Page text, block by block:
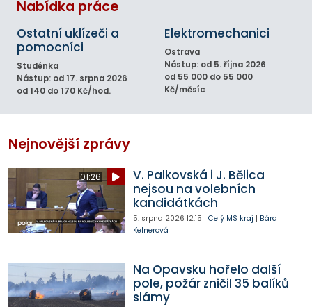
Nabídka práce
Ostatní uklízeči a
pomocníci
Studénka
Nástup: od 17. srpna 2026
od 140 do 170 Kč/hod.
Elektromechanici
Ostrava
Nástup: od 5. října 2026
od 55 000 do 55 000
Kč/měsíc
Nejnovější zprávy
01:26
V. Palkovská i J. Bělica
nejsou na volebních
kandidátkách
5. srpna 2026 12:15 | Celý MS kraj | Bára
Kelnerová
Na Opavsku hořelo další
pole, požár zničil 35 balíků
slámy